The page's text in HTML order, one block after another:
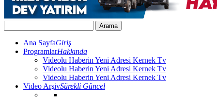
Ana SayfaGiriş
ProgramlarHakkında
Videolu Haberin Yeni Adresi Kernek Tv
Videolu Haberin Yeni Adresi Kernek Tv
Videolu Haberin Yeni Adresi Kernek Tv
Video ArşivSürekli Güncel